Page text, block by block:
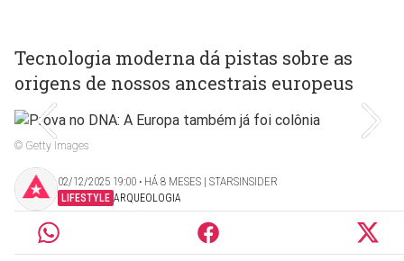
Tecnologia moderna dá pistas sobre as
origens de nossos ancestrais europeus
© Getty Images
02/12/2025 19:00 ‧ HÁ 8 MESES | STARSINSIDER
LIFESTYLE ARQUEOLOGIA